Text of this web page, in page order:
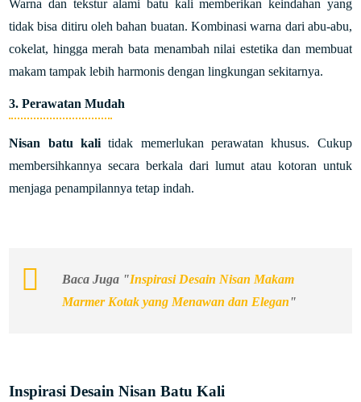
Warna dan tekstur alami batu kali memberikan keindahan yang
tidak bisa ditiru oleh bahan buatan. Kombinasi warna dari abu-abu,
cokelat, hingga merah bata menambah nilai estetika dan membuat
makam tampak lebih harmonis dengan lingkungan sekitarnya.
3. Perawatan Mudah
Nisan batu kalitidak memerlukan perawatan khusus. Cukup
membersihkannya secara berkala dari lumut atau kotoran untuk
menjaga penampilannya tetap indah.
Baca Juga "Inspirasi Desain Nisan Makam
Marmer Kotak yang Menawan dan Elegan "
Inspirasi Desain Nisan Batu Kali